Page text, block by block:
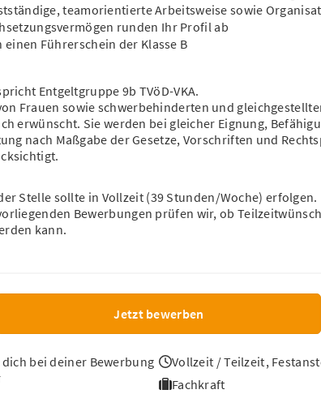
teamorientierte Arbeitsweise sowie
runden Ihr Profil ab
einen Führerschein der Klasse B
Entgeltgruppe 9b TVöD-VKA.
Frauen sowie schwerbehinderten und
erwünscht. Sie werden bei gleicher Eignung,
nach Maßgabe der Gesetze, Vorschriften und
Stelle sollte in Vollzeit (39 Stunden/Woche) erfolgen.
Bewerbungen prüfen wir, ob
kann.
Jetzt bewerben
bei deiner Bewerbung
Vollzeit /Teilzeit,
Fachkraft